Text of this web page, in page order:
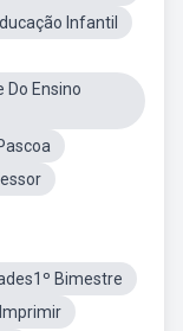
Infantil
Do Ensino
Bimestre